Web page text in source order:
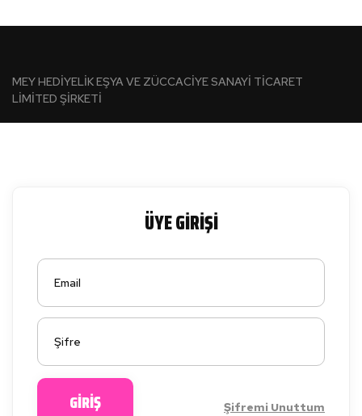
MEY HEDİYELİK EŞYA VE ZÜCCACİYE SANAYİ TİCARET
LİMİTED ŞİRKETİ
ÜYE GİRİŞİ
GİRİŞ Şifremi Unuttum